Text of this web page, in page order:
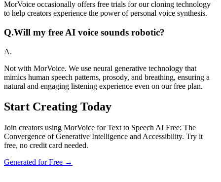
MorVoice occasionally offers free trials for our cloning technology
to help creators experience the power of personal voice synthesis.
Q.Will my free AI voice sounds robotic?
A.
Not with MorVoice. We use neural generative technology that
mimics human speech patterns, prosody, and breathing, ensuring a
natural and engaging listening experience even on our free plan.
Start Creating Today
Join creators using MorVoice for Text to Speech AI Free: The
Convergence of Generative Intelligence and Accessibility. Try it
free, no credit card needed.
Generated for Free →